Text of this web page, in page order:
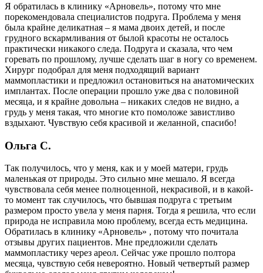
Я обратилась в клинику «Арновель», потому что мне
порекомендовала специалистов подруга. Проблема у меня
была крайне деликатная – я мама двоих детей, и после
грудного вскармливания от былой красоты не осталось
практически никакого следа. Подруга и сказала, что чем
горевать по прошлому, лучше сделать шаг в ногу со временем.
Хирург подобрал для меня подходящий вариант
маммопластики и предложил остановиться на анатомических
имплантах. После операции прошло уже два с половиной
месяца, и я крайне довольна – никаких следов не видно, а
грудь у меня такая, что многие кто помоложе завистливо
вздыхают. Чувствую себя красивой и желанной, спасибо!
Ольга С.
Так получилось, что у меня, как и у моей матери, грудь
маленькая от природы. Это сильно мне мешало. Я всегда
чувствовала себя менее полноценной, некрасивой, и в какой-
то момент так случилось, что бывшая подруга с третьим
размером просто увела у меня парня. Тогда я решила, что если
природа не исправила мою проблему, всегда есть медицина.
Обратилась в клинику «Арновель» , потому что почитала
отзывы других пациентов. Мне предложили сделать
маммопластику через ареол. Сейчас уже прошло полтора
месяца, чувствую себя невероятно. Новый четвертый размер